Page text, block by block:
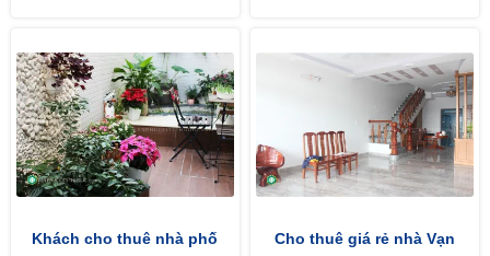
Khách cho thuê nhà phố
Cho thuê giá rẻ nhà Vạn